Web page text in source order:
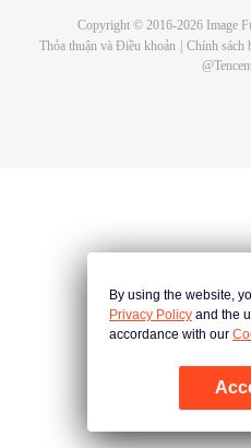
Nguyệt Trích Tinh, hệ thống Hồn Đạo
suy yếu. Tất cả thần khí đều sẽ lần
Copyright © 2016-2026Image
Thỏa thuận và Điều khoản
Chính sách
@
By using the website,
Privacy Policy and the
accordance with our